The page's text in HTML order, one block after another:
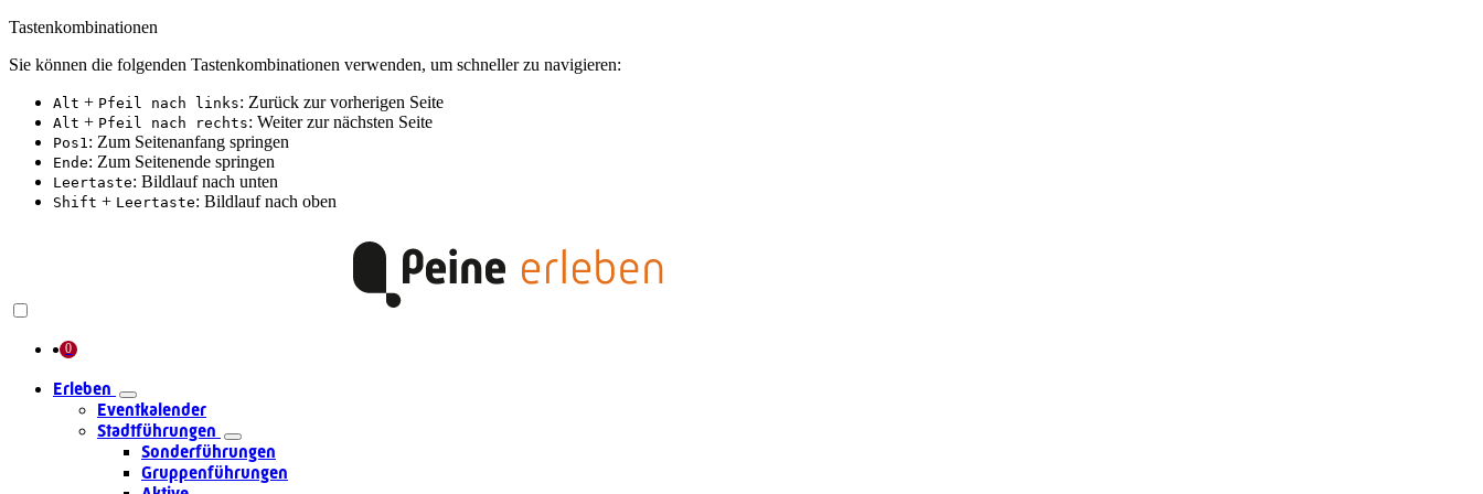
Tastenkombinationen
Sie können die folgenden Tastenkombinationen verwenden, um schneller zu navigieren:
Alt + Pfeil nach links: Zurück zur vorherigen Seite
Alt + Pfeil nach rechts: Weiter zur nächsten Seite
Pos1: Zum Seitenanfang springen
Ende: Zum Seitenende springen
Leertaste: Bildlauf nach unten
Shift + Leertaste: Bildlauf nach oben
Erleben
Eventkalender
Stadtführungen
Sonderführungen
Gruppenführungen